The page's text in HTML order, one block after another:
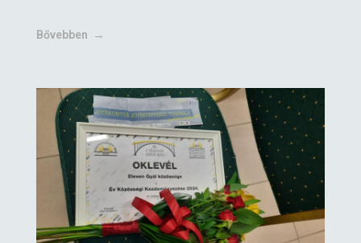
Bővebben